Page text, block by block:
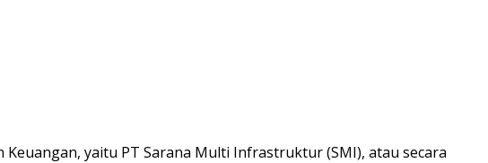
yaitu PT Sarana Multi Infrastruktur (SMI), atau secara